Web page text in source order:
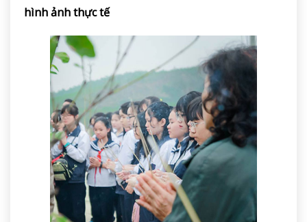
hình ảnh thực tế